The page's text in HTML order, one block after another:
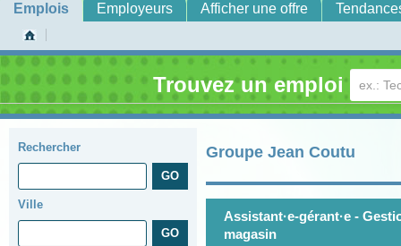
Emplois Employeurs Afficher une offre
Trouvez un emploi
Rechercher
Ville
Groupe Jean Coutu
Assistant·e-gérant·e -
magasin